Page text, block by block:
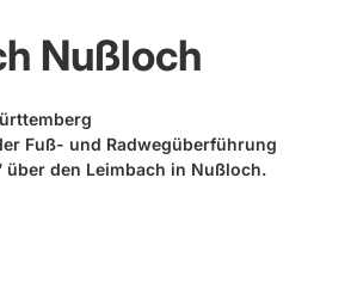
Nußloch
Fuß- und Radwegüberführung
über den Leimbach in Nußloch.